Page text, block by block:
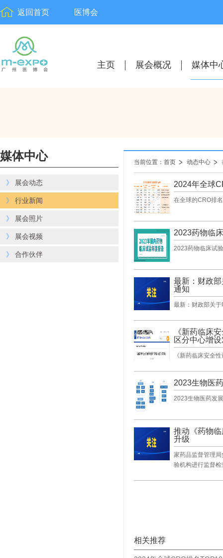
返回首页 医博会
主页 展会概况 媒体中
媒体中心
》 展会动态
》 行业新闻
》 展会照片
》 展会视频
》 合作伙伴
当前位置：首页 动态中心
2024年全球
在全球的CRO排
2023药物临
2023药物临床试
最新：财政
通知
最新：财政部关
《新药临床
区分中心增
《新药临床安全
2023生物医
2023生物医药发
推动《药物
升级
家药品监督管理
验机构进行监督检
相关推荐